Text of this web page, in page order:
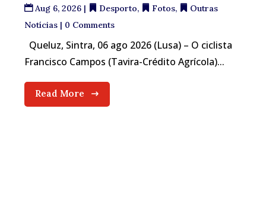
Aug 6, 2026 | Desporto, Fotos,
Outras
Notícias | 0 Comments
Queluz, Sintra, 06 ago 2026 (Lusa) – O ciclista
Francisco Campos (Tavira-Crédito Agrícola)...
Read More